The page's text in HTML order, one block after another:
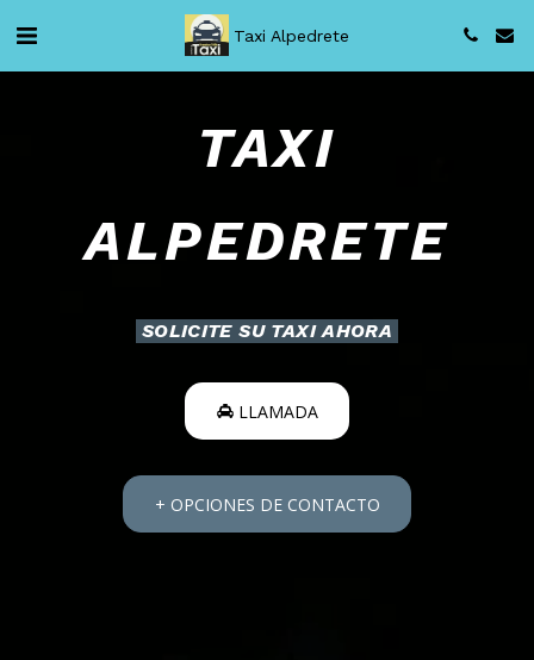
Taxi Alpedrete
TAXI
ALPEDRETE
SOLICITE SU TAXI AHORA
LLAMADA
+ OPCIONES DE CONTACTO